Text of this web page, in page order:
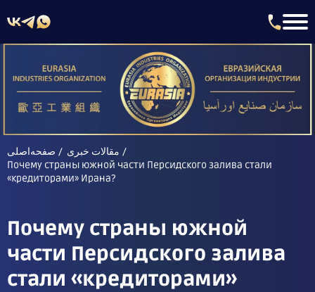
صفحه‌اصلی
مقالات خبری
Почему страны южной части Персидского залива стали
«кредиторами» Ирана?
Почему страны южной
части Персидского залива
стали «кредиторами»